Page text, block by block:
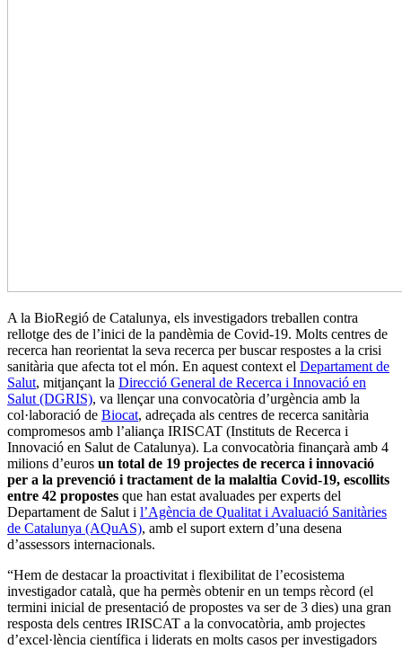
A la BioRegió de Catalunya, els investigadors treballen contra
rellotge des de l’inici de la pandèmia de Covid-19. Molts centres de
recerca han reorientat la seva recerca per buscar respostes a la crisi
sanitària que afecta tot el món. En aquest context el Departament de
Salut, mitjançant la Direcció General de Recerca i Innovació en
Salut (DGRIS), va llençar una convocatòria d’urgència amb la
col·laboració de Biocat, adreçada als centres de recerca sanitària
compromesos amb l’aliança IRISCAT (Instituts de Recerca i
Innovació en Salut de Catalunya). La convocatòria finançarà amb 4
milions d’euros un total de 19 projectes de recerca i innovació
per a la prevenció i tractament de la malaltia Covid-19, escollits
entre 42 propostes que han estat avaluades per experts del
Departament de Salut i l’Agència de Qualitat i Avaluació Sanitàries
de Catalunya (AQuAS), amb el suport extern d’una desena
d’assessors internacionals.
“Hem de destacar la proactivitat i flexibilitat de l’ecosistema
investigador català, que ha permès obtenir en un temps rècord (el
termini inicial de presentació de propostes va ser de 3 dies) una gran
resposta dels centres IRISCAT a la convocatòria, amb projectes
d’excel·lència científica i liderats en molts casos per investigadors